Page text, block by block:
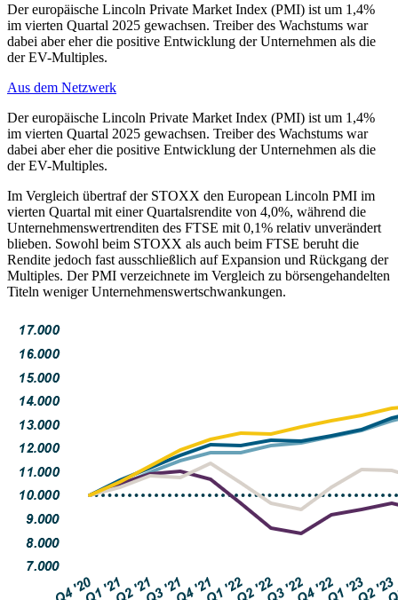
Der europäische Lincoln Private Market Index (PMI) ist um 1,4%
im vierten Quartal 2025 gewachsen. Treiber des Wachstums war
dabei aber eher die positive Entwicklung der Unternehmen als die
der EV-Multiples.
Aus dem Netzwerk
Der europäische Lincoln Private Market Index (PMI) ist um 1,4%
im vierten Quartal 2025 gewachsen. Treiber des Wachstums war
dabei aber eher die positive Entwicklung der Unternehmen als die
der EV-Multiples.
Im Vergleich übertraf der STOXX den European Lincoln PMI im
vierten Quartal mit einer Quartalsrendite von 4,0%, während die
Unternehmenswertrenditen des FTSE mit 0,1% relativ unverändert
blieben. Sowohl beim STOXX als auch beim FTSE beruht die
Rendite jedoch fast ausschließlich auf Expansion und Rückgang der
Multiples. Der PMI verzeichnete im Vergleich zu börsengehandelten
Titeln weniger Unternehmenswertschwankungen.